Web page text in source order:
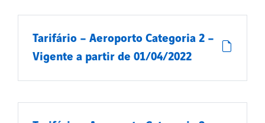
Tarifário – Aeroporto Categoria 2 –
Vigente a partir de 01/04/2022